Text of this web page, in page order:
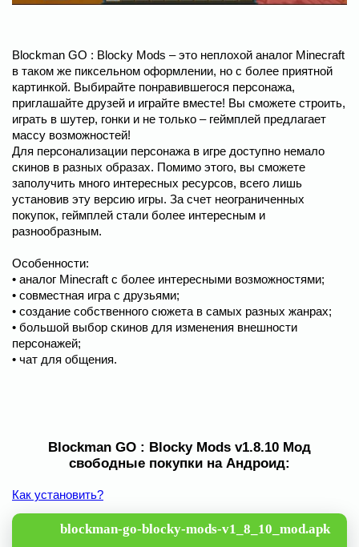
Blockman GO : Blocky Mods – это неплохой аналог Minecraft
в таком же пиксельном оформлении, но с более приятной
картинкой. Выбирайте понравившегося персонажа,
приглашайте друзей и играйте вместе! Вы сможете строить,
играть в шутер, гонки и не только – геймплей предлагает
массу возможностей!
Для персонализации персонажа в игре доступно немало
скинов в разных образах. Помимо этого, вы сможете
заполучить много интересных ресурсов, всего лишь
установив эту версию игры. За счет неограниченных
покупок, геймплей стали более интересным и
разнообразным.
Особенности:
• аналог Minecraft с более интересными возможностями;
• совместная игра с друзьями;
• создание собственного сюжета в самых разных жанрах;
• большой выбор скинов для изменения внешности
персонажей;
• чат для общения.
Blockman GO : Blocky Mods v1.8.10 Мод
свободные покупки на Андроид:
Как установить?
blockman-go-blocky-mods-v1_8_10_mod.apk